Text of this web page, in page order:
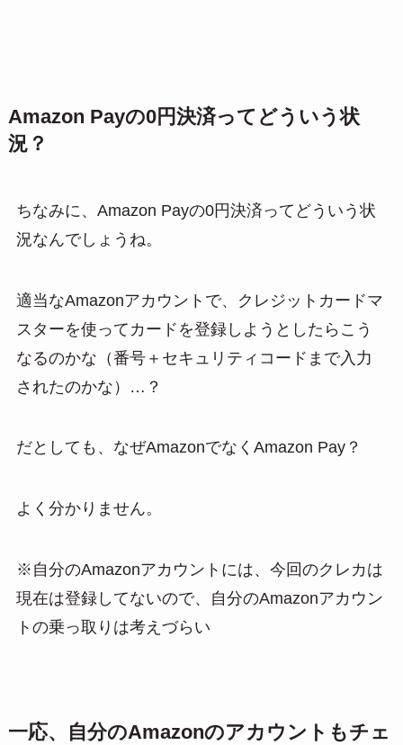
Amazon Payの0円決済ってどういう状
況？
ちなみに、Amazon Payの0円決済ってどういう状
況なんでしょうね。
適当なAmazonアカウントで、クレジットカードマ
スターを使ってカードを登録しようとしたらこう
なるのかな（番号＋セキュリティコードまで入力
されたのかな）…？
だとしても、なぜAmazonでなくAmazon Pay？
よく分かりません。
※自分のAmazonアカウントには、今回のクレカは
現在は登録してないので、自分のAmazonアカウン
トの乗っ取りは考えづらい
一応、自分のAmazonのアカウントもチェ